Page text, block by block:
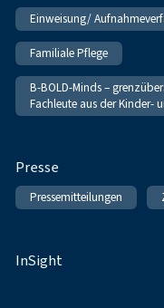
Einweisung/
Familiale Pflege
B-BOLD-Minds –
Fachleute aus der Kinder-
Presse
Pressemitteilungen
InSight